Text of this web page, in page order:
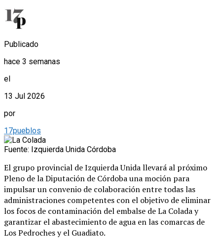
Publicado
hace 3 semanas
el
13 Jul 2026
por
17pueblos
Fuente: Izquierda Unida Córdoba
El grupo provincial de Izquierda Unida llevará al próximo
Pleno de la Diputación de Córdoba una moción para
impulsar un convenio de colaboración entre todas las
administraciones competentes con el objetivo de eliminar
los focos de contaminación del embalse de La Colada y
garantizar el abastecimiento de agua en las comarcas de
Los Pedroches y el Guadiato.